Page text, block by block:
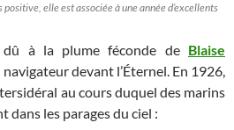
elle est associée à une année d’excellents
à la plume féconde de Blaise
devant l’Éternel. En 1926,
au cours duquel des marins
dans les parages du ciel :